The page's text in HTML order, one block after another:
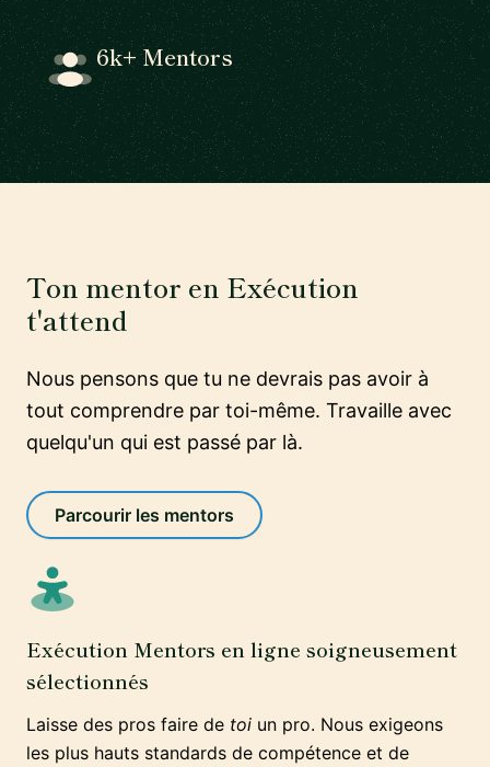
6k+ Mentors
Ton mentor en Exécution
t'attend
Nous pensons que tu ne devrais pas avoir à
tout comprendre par toi-même. Travaille avec
quelqu'un qui est passé par là.
Parcourir les mentors
Exécution Mentors en ligne soigneusement
sélectionnés
Laisse des pros faire de toi un pro. Nous exigeons
les plus hauts standards de compétence et de